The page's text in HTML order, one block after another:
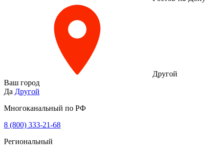
Другой
Ваш город
Да Другой
Многоканальный по РФ
8 (800) 333‑21-68
Региональный